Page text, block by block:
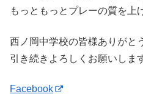
もっともっとプレーの質を上
西ノ岡中学校の皆様ありがと
引き続きよろしくお願いしま
Facebook